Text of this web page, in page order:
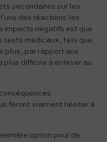
secondaires sur les
des réactions les
impacts négatifs est que
tests médicaux, tels que
plus, par rapport aux
plus difficile à enlever au
feront vraiment hésiter à
option pour de